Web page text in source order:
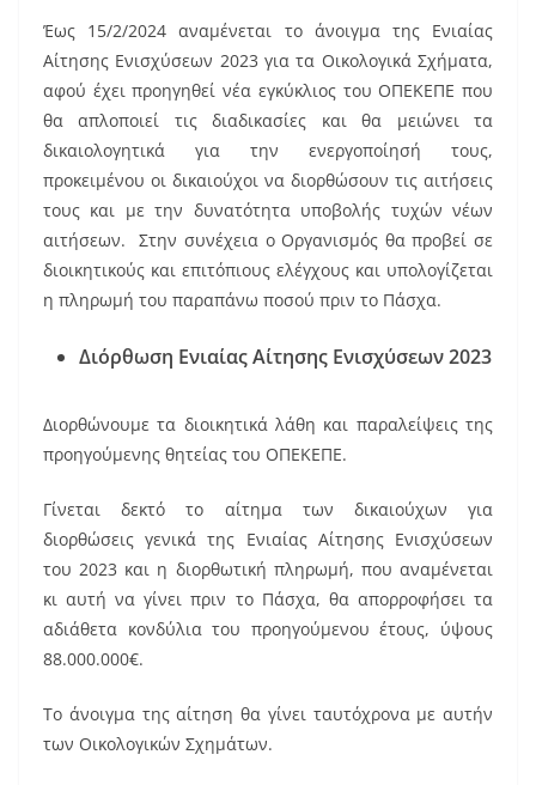
Έως 15/2/2024 αναμένεται το άνοιγμα της Ενιαίας
Αίτησης Ενισχύσεων 2023 για τα Οικολογικά Σχήματα,
αφού έχει προηγηθεί νέα εγκύκλιος του ΟΠΕΚΕΠΕ που
θα απλοποιεί τις διαδικασίες και θα μειώνει τα
δικαιολογητικά για την ενεργοποίησή τους,
προκειμένου οι δικαιούχοι να διορθώσουν τις αιτήσεις
τους και με την δυνατότητα υποβολής τυχών νέων
αιτήσεων. Στην συνέχεια ο Οργανισμός θα προβεί σε
διοικητικούς και επιτόπιους ελέγχους και υπολογίζεται
η πληρωμή του παραπάνω ποσού πριν το Πάσχα.
Διόρθωση Ενιαίας Αίτησης Ενισχύσεων 2023
Διορθώνουμε τα διοικητικά λάθη και παραλείψεις της
προηγούμενης θητείας του ΟΠΕΚΕΠΕ.
Γίνεται δεκτό το αίτημα των δικαιούχων για
διορθώσεις γενικά της Ενιαίας Αίτησης Ενισχύσεων
του 2023 και η διορθωτική πληρωμή, που αναμένεται
κι αυτή να γίνει πριν το Πάσχα, θα απορροφήσει τα
αδιάθετα κονδύλια του προηγούμενου έτους, ύψους
88.000.000€.
Το άνοιγμα της αίτηση θα γίνει ταυτόχρονα με αυτήν
των Οικολογικών Σχημάτων.